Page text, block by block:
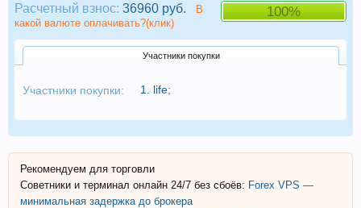
100%
Расчетный взнос: 36960 руб.
В
какой валюте оплачивать?(клик)
Участники покупки
Участники покупки: 1. life;
Рекомендуем для торговли
Советники и терминал онлайн 24/7 без сбоёв: Forex VPS —
минимальная задержка до брокера